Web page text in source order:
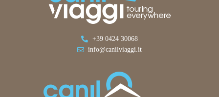
+39 0424 30068
info@canilviaggi.it